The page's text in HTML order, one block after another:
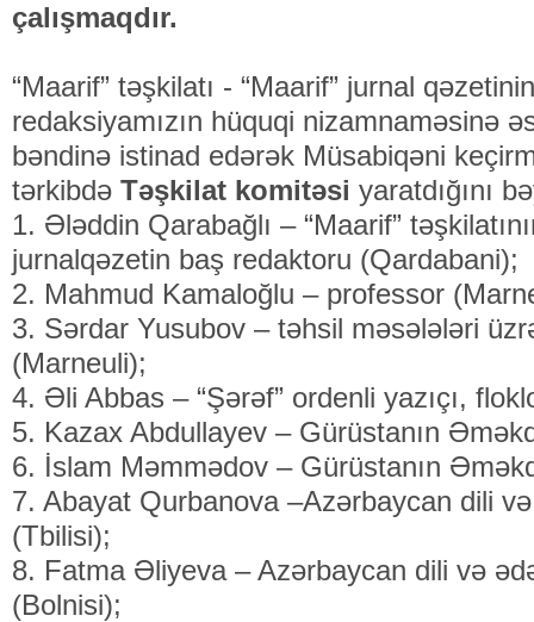
çalışmaqdır.
“Maarif” təşkilatı - “Maarif” jurnal
redaksiyamızın hüquqi nizamnaməsinə
bəndinə istinad edərək Müsabiqəni
tərkibdə Təşkilat komitəsi yaratdığını
1. Ələddin Qarabağlı – “Maarif”
jurnalqəzetin baş redaktoru (Qardabani);
2. Mahmud Kamaloğlu – professor
3. Sərdar Yusubov – təhsil məsələləri
(Marneuli);
4. Əli Abbas – “Şərəf” ordenli yazıçı,
5. Kazax Abdullayev – Gürüstanın
6. İslam Məmmədov – Gürüstanın
7. Abayat Qurbanova –Azərbaycan dili
(Tbilisi);
8. Fatma Əliyeva – Azərbaycan dili və
(Bolnisi);